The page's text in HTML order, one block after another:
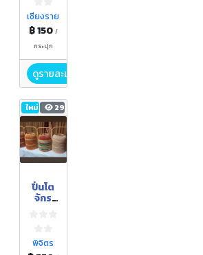
เชียงราย
฿ 150 /
กระปุก
ดูรายละเอียด
ใหม่ 29
ปิ่นโต
จักร
พิจิตร